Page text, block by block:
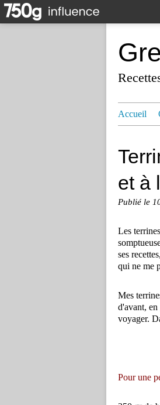
Accueil
et à
Publié le
Les
ses
qui ne me
Mes
d'avant,
voyager.
Pour une